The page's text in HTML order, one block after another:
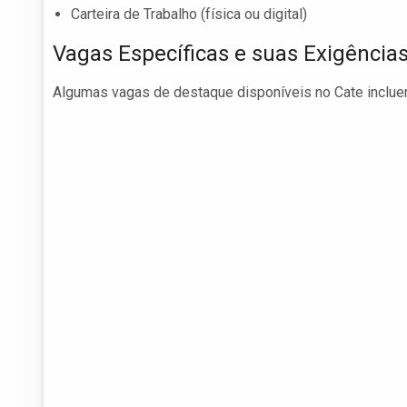
Carteira de Trabalho (física ou digital)
Vagas Específicas e suas
Algumas vagas de destaque disponíveis no Cate